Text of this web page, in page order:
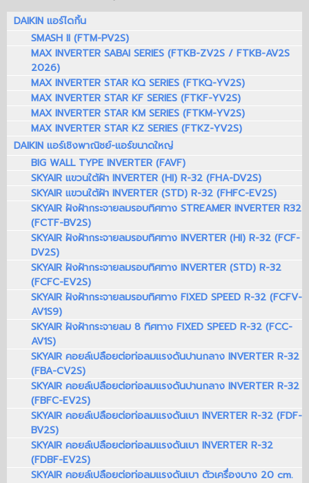
DAIKIN แอร์ไดกิ้น
SMASH II (FTM-PV2S)
MAX INVERTER SABAI SERIES (FTKB-ZV2S / FTKB-AV2S
2026)
MAX INVERTER STAR KQ SERIES (FTKQ-YV2S)
MAX INVERTER STAR KF SERIES (FTKF-YV2S)
MAX INVERTER STAR KM SERIES (FTKM-YV2S)
MAX INVERTER STAR KZ SERIES (FTKZ-YV2S)
DAIKIN แอร์เชิงพาณิชย์-แอร์ขนาดใหญ่
BIG WALL TYPE INVERTER (FAVF)
SKYAIR แขวนใต้ฝ้า INVERTER (HI) R-32 (FHA-DV2S)
SKYAIR แขวนใต้ฝ้า INVERTER (STD) R-32 (FHFC-EV2S)
SKYAIR ฝังฝ้ากระจายลมรอบทิศทาง STREAMER INVERTER R32
(FCTF-BV2S)
SKYAIR ฝังฝ้ากระจายลมรอบทิศทาง INVERTER (HI) R-32 (FCF-
DV2S)
SKYAIR ฝังฝ้ากระจายลมรอบทิศทาง INVERTER (STD) R-32
(FCFC-EV2S)
SKYAIR ฝังฝ้ากระจายลมรอบทิศทาง FIXED SPEED R-32 (FCFV-
AV1S9)
SKYAIR ฝังฝ้ากระจายลม 8 ทิศทาง FIXED SPEED R-32 (FCC-
AV1S)
SKYAIR คอยล์เปลือยต่อท่อลมแรงดันปานกลาง INVERTER R-32
(FBA-CV2S)
SKYAIR คอยล์เปลือยต่อท่อลมแรงดันปานกลาง INVERTER R-32
(FBFC-EV2S)
SKYAIR คอยล์เปลือยต่อท่อลมแรงดันเบา INVERTER R-32 (FDF-
BV2S)
SKYAIR คอยล์เปลือยต่อท่อลมแรงดันเบา INVERTER R-32
(FDBF-EV2S)
SKYAIR คอยล์เปลือยต่อท่อลมแรงดันเบา ตัวเครื่องบาง 20 cm.